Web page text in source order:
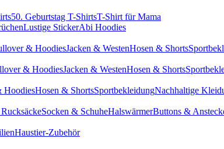
50. Geburtstag T-ShirtsT-Shirt für Mama
Lustige StickerAbi Hoodies
& HoodiesJacken & WestenHosen & Shorts
& HoodiesJacken & WestenHosen & Shorts
HoodiesHosen & ShortsSportbekleidungNachhaltige
Socken & SchuheHalswärmerButtons &
Haustier-Zubehör